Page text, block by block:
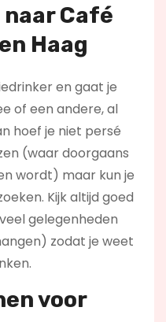
Café
Haag
en gaat je
of een andere, al
hoef je niet persé
(waar doorgaans
wordt) maar kun je
Kijk altijd goed
gelegenheden
zodat je weet
voor